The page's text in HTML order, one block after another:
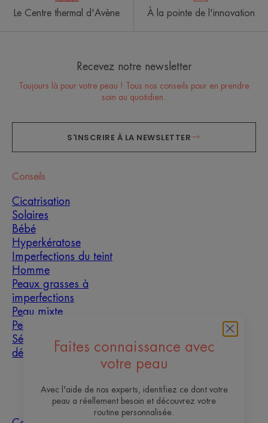
Faites connaissance avec
votre peau
Avec l'aide de nos experts, identifiez ce dont votre
peau a réellement besoin et découvrez votre
routine personnalisée.
Le Centre thermal d'Avène À la pointe de l'innovation
Recevez notre newsletter
Toujours là pour votre peau ! Tous nos conseils pour en prendre
soin au quotidien.
S'INSCRIRE À LA NEWSLETTER
Conseils
Cicatrisation
Solaires
Bébé
Hyperkératose
Imperfections du teint
Homme
Peaux grasses à
imperfections
Peau mixte
Peau sèche
Sécheresse et
déshydratation
À propos
Questions Tri des
Les sites des